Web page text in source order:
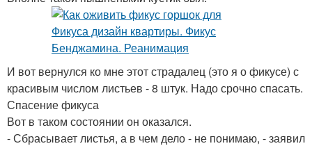
И вот вернулся ко мне этот страдалец (это я о фикусе) с
красивым числом листьев - 8 штук. Надо срочно спасать.
Спасение фикуса
Вот в таком состоянии он оказался.
- Сбрасывает листья, а в чем дело - не понимаю, - заявил